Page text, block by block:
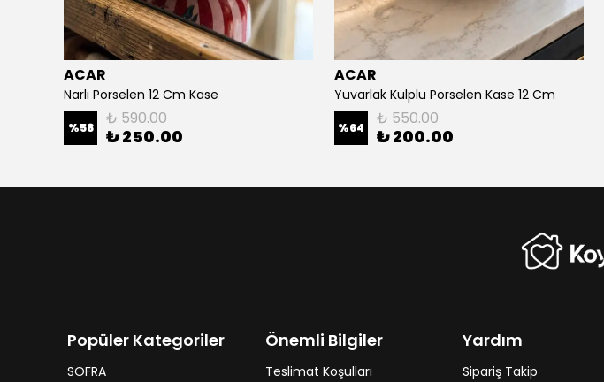
ACAR
Narlı Porselen 12 Cm Kase
%58 ₺ 590.00
₺ 250.00
ACAR
Yuvarlak Kulplu Porselen Kase 12 Cm
%64 ₺ 550.00
₺ 200.00
Popüler Kategoriler
SOFRA
Önemli Bilgiler
Teslimat Koşulları
Yardım
Sipariş Takip